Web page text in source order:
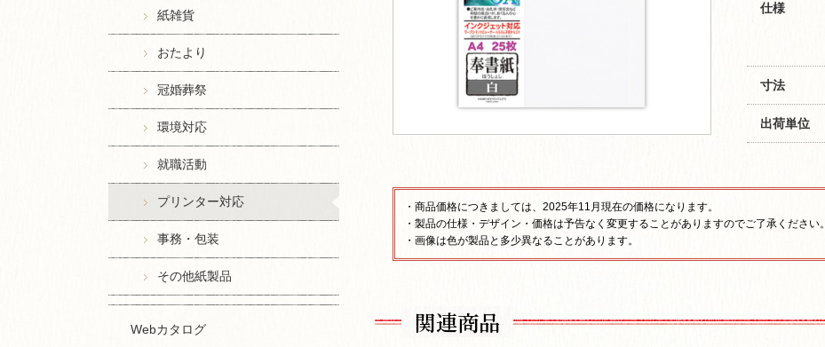
紙雑貨
おたより
冠婚葬祭
環境対応
就職活動
プリンター対応
事務・包装
その他紙製品
Webカタログ
仕様
寸法
出荷単位
・商品価格につきましては、2025年11月現在の価格になります。
・製品の仕様・デザイン・価格は予告なく変更することがありますのでご了承ください。
・画像は色が製品と多少異なることがあります。
関連商品